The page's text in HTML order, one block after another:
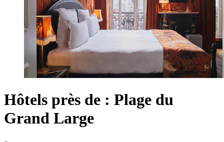
Hôtels près de : Plage du
Grand Large